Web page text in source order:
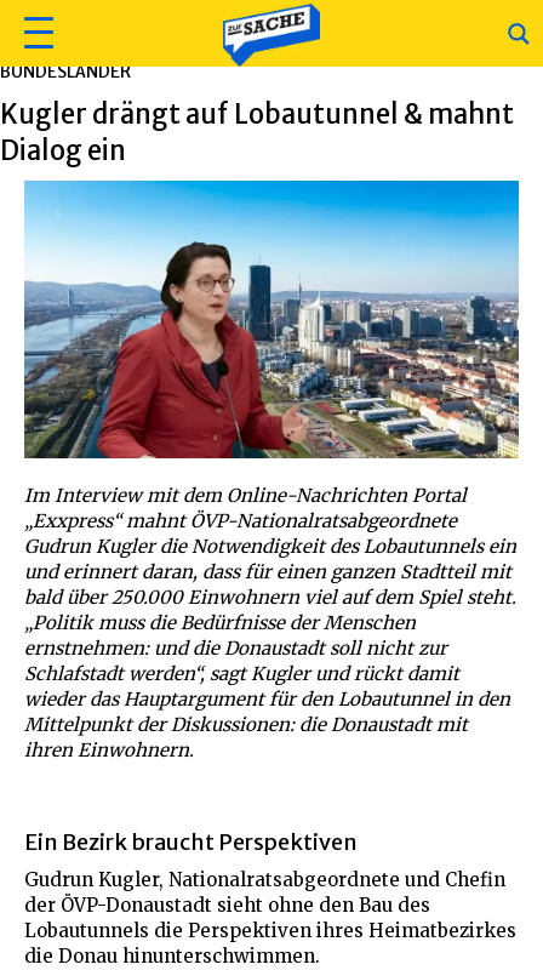
BUNDESLÄNDER
Kugler drängt auf Lobautunnel & mahnt
Dialog ein
Im Interview mit dem Online-Nachrichten Portal
„Exxpress“ mahnt ÖVP-Nationalratsabgeordnete
Gudrun Kugler die Notwendigkeit des Lobautunnels ein
und erinnert daran, dass für einen ganzen Stadtteil mit
bald über 250.000 Einwohnern viel auf dem Spiel steht.
„Politik muss die Bedürfnisse der Menschen
ernstnehmen: und die Donaustadt soll nicht zur
Schlafstadt werden“, sagt Kugler und rückt damit
wieder das Hauptargument für den Lobautunnel in den
Mittelpunkt der Diskussionen: die Donaustadt mit
ihren Einwohnern.
Ein Bezirk braucht Perspektiven
Gudrun Kugler, Nationalratsabgeordnete und Chefin
der ÖVP-Donaustadt sieht ohne den Bau des
Lobautunnels die Perspektiven ihres Heimatbezirkes
die Donau hinunterschwimmen.